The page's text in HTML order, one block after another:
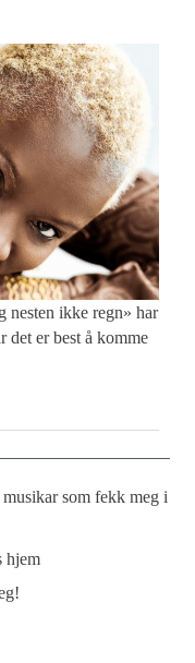
nesten ikke regn» har
det er best å komme
som fekk meg i
hjem